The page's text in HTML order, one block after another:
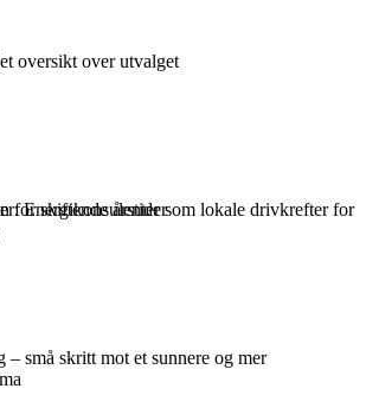
oversikt over utvalget
Energikonsulenter som lokale drivkrefter for
små skritt mot et sunnere og mer
for skiftende årstider